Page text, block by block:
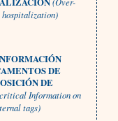
DE
DE
Information on
tags)